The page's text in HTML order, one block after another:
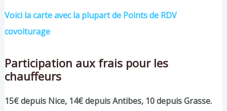
Voici la carte avec la plupart de Points de RDV
covoiturage
Participation aux frais pour les
chauffeurs
15€ depuis Nice, 14€ depuis Antibes, 10 depuis Grasse.